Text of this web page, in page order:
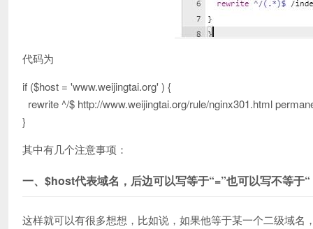
代码为
if ($host = 'www.weijingtai.org' ) {
rewrite ^/$ http://www.weijingtai.org/rule/nginx301.html
}
其中有几个注意事项：
一、$host代表域名，后边可以写等于“=”也可以写不等于“
这样就可以有很多想想，比如说，如果他等于某一个二级域